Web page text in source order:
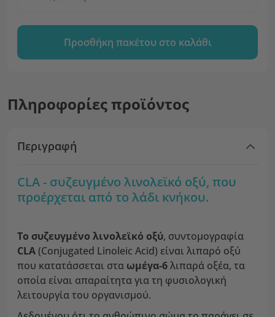
Προσθήκη πακέτου στο καλάθι
Πληροφορίες προϊόντος
Περιγραφή
CLA - συζευγμένο λινολεϊκό οξύ, που
προέρχεται από το λάδι κνήκου.
Το συζευγμένο λινολεϊκό οξύ, συντομογραφία
CLA(Conjugated Linoleic Acid) είναι λιπαρό οξύ
που κατατάσσεται στα ωμέγα-6λιπαρά οξέα, τα
οποία είναι απαραίτητα για τη φυσιολογική
λειτουργία του οργανισμού.